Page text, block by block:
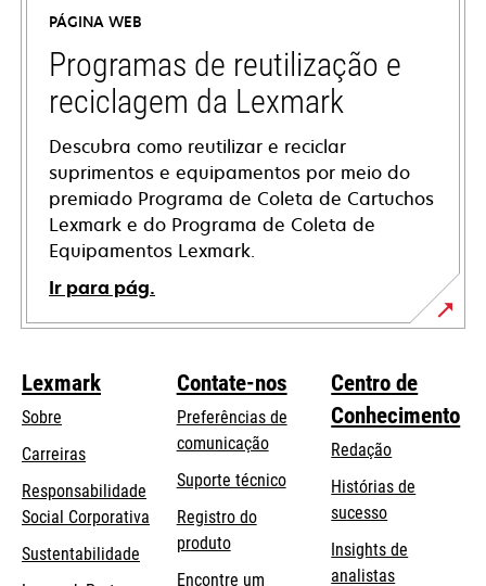
new
tab
PÁGINA WEB
Programas de reutilização e
reciclagem da Lexmark
Descubra como reutilizar e reciclar
suprimentos e equipamentos por meio do
premiado Programa de Coleta de Cartuchos
Lexmark e do Programa de Coleta de
Equipamentos Lexmark.
Ir para pág.
Lexmark
Sobre
Carreiras
Responsabilidade
Social Corporativa opens
Sustentabilidade
Contate-nos
Preferências de
comunicação
Suporte técnicoopens
Registro do
produto
Encontre um
Centro de
Conhecimento
Redação
Histórias de
sucesso
Insights de
analistas